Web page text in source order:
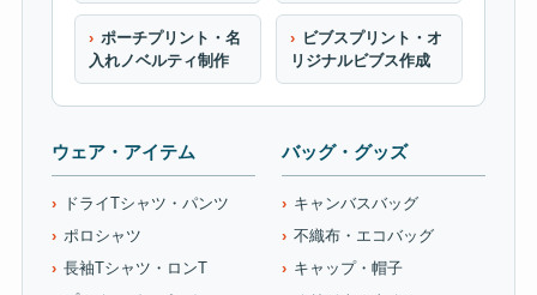
ポーチプリント・名
入れノベルティ制作
ビブスプリント・オ
リジナルビブス作成
ウェア・アイテム
ドライTシャツ・パンツ
ポロシャツ
長袖Tシャツ・ロンT
バッグ・グッズ
キャンバスバッグ
不織布・エコバッグ
キャップ・帽子